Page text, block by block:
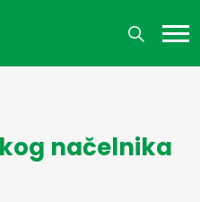
načelnika